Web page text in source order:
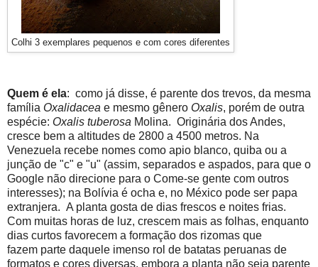
Colhi 3 exemplares pequenos e com cores diferentes
Quem é ela: como já disse, é parente dos trevos, da mesma
família Oxalidacea e mesmo gênero Oxalis, porém de outra
espécie: Oxalis tuberosa Molina. Originária dos Andes,
cresce bem a altitudes de 2800 a 4500 metros. Na
Venezuela recebe nomes como apio blanco, quiba ou a
junção de "c" e "u" (assim, separados e aspados, para que o
Google não direcione para o Come-se gente com outros
interesses); na Bolívia é ocha e, no México pode ser papa
extranjera. A planta gosta de dias frescos e noites frias.
Com muitas horas de luz, crescem mais as folhas, enquanto
dias curtos favorecem a formação dos rizomas que
fazem parte daquele imenso rol de batatas peruanas de
formatos e cores diversas, embora a planta não seja parente